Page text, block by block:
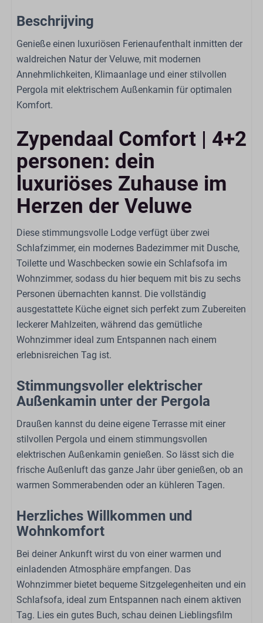
Rauchfrei
Wohnen
Smart-TV
Sitzbereich
Offene Küche
Küche
Kombi-Ofen
Gasherd: 4-Brenner
Kessel: Elektrischer Wasserkocher
Kaffeetassenmaschine: Nespresso
Esstisch
Geschirrspüler
Extraktor
Küchengeräte
Badezimmer
Spülbecken: 1
Dusche
Toilette
Schlafzimmer
Doppelbett: 1
Einzelbett: 2
Schlafsofa
Bettzeug
Außenbereich
Elektrischer Außenkamin
Pergola
Garten
Gartenmöbel
Beschrijving
Genieße einen luxuriösen Ferienaufenthalt inmitten der
waldreichen Natur der Veluwe, mit modernen
Annehmlichkeiten, Klimaanlage und einer stilvollen
Pergola mit elektrischem Außenkamin für optimalen
Komfort.
Zypendaal Comfort | 4+2
personen: dein
luxuriöses Zuhause im
Herzen der Veluwe
Diese stimmungsvolle Lodge verfügt über zwei
Schlafzimmer, ein modernes Badezimmer mit Dusche,
Toilette und Waschbecken sowie ein Schlafsofa im
Wohnzimmer, sodass du hier bequem mit bis zu sechs
Personen übernachten kannst. Die vollständig
ausgestattete Küche eignet sich perfekt zum Zubereiten
leckerer Mahlzeiten, während das gemütliche
Wohnzimmer ideal zum Entspannen nach einem
erlebnisreichen Tag ist.
Stimmungsvoller elektrischer
Außenkamin unter der Pergola
Draußen kannst du deine eigene Terrasse mit einer
stilvollen Pergola und einem stimmungsvollen
elektrischen Außenkamin genießen. So lässt sich die
frische Außenluft das ganze Jahr über genießen, ob an
warmen Sommerabenden oder an kühleren Tagen.
Herzliches Willkommen und
Wohnkomfort
Bei deiner Ankunft wirst du von einer warmen und
einladenden Atmosphäre empfangen. Das
Wohnzimmer bietet bequeme Sitzgelegenheiten und ein
Schlafsofa, ideal zum Entspannen nach einem aktiven
Tag. Lies ein gutes Buch, schau deinen Lieblingsfilm